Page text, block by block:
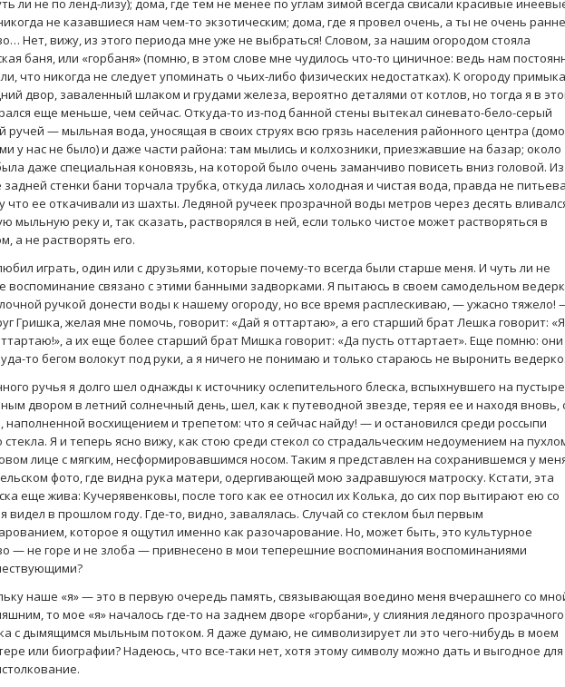
ли не по ленд-лизу); дома, где тем не менее по углам зимой всегда свисали красивые
не казавшиеся нам чем-то экзотическим; дома, где я провел очень, а ты не очень
Нет, вижу, из этого периода мне уже не выбраться! Словом, за нашим огородом стояла
баня, или «горбаня» (помню, в этом слове мне чудилось что-то циничное: ведь нам
что никогда не следует упоминать о чьих-либо физических недостатках). К огороду
двор, заваленный шлаком и грудами железа, вероятно деталями от котлов, но тогда я в
еще меньше, чем сейчас. Откуда-то из-под банной стены вытекал синевато-бело-серый
ручей — мыльная вода, уносящая в своих струях всю грязь населения районного центра
у нас не было) и даже части района: там мылись и колхозники, приезжавшие на базар; около
даже специальная коновязь, на которой было очень заманчиво повисеть вниз головой. Из
задней стенки бани торчала трубка, откуда лилась холодная и чистая вода, правда не
что ее откачивали из шахты. Ледяной ручеек прозрачной воды метров через десять
мыльную реку и, так сказать, растворялся в ней, если только чистое может растворяться в
а не растворять его.
играть, один или с друзьями, которые почему-то всегда были старше меня. И чуть ли не
воспоминание связано с этими банными задворками. Я пытаюсь в своем самодельном
ручкой донести воды к нашему огороду, но все время расплескиваю, — ужасно тяжело!
Гришка, желая мне помочь, говорит: «Дай я оттартаю», а его старший брат Лешка говорит: «Я
а их еще более старший брат Мишка говорит: «Да пусть оттартает». Еще помню: они
то бегом волокут под руки, а я ничего не понимаю и только стараюсь не выронить ведерко.
ручья я долго шел однажды к источнику ослепительного блеска, вспыхнувшего на пустыре
двором в летний солнечный день, шел, как к путеводной звезде, теряя ее и находя вновь,
наполненной восхищением и трепетом: что я сейчас найду! — и остановился среди россыпи
стекла. Я и теперь ясно вижу, как стою среди стекол со страдальческим недоумением на
лице с мягким, несформировавшимся носом. Таким я представлен на сохранившемся у
фото, где видна рука матери, одергивающей мою задравшуюся матроску. Кстати, эта
еще жива: Кучерявенковы, после того как ее относил их Колька, до сих пор вытирают ею со
я видел в прошлом году. Где-то, видно, завалялась. Случай со стеклом был первым
которое я ощутил именно как разочарование. Но, может быть, это культурное
— не горе и не злоба — привнесено в мои теперешние воспоминания воспоминаниями
наше «я» — это в первую очередь память, связывающая воедино меня вчерашнего со
то мое «я» началось где-то на заднем дворе «горбани», у слияния ледяного прозрачного
с дымящимся мыльным потоком. Я даже думаю, не символизирует ли это чего-нибудь в моем
или биографии? Надеюсь, что все-таки нет, хотя этому символу можно дать и выгодное для